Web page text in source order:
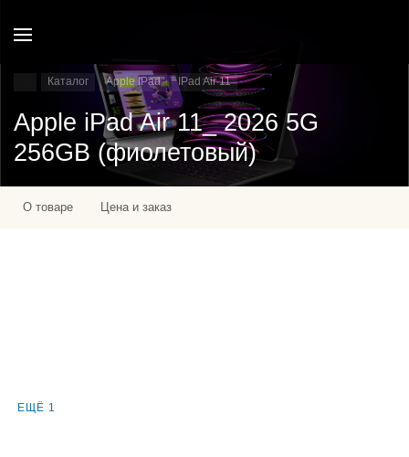
Каталог Apple IPad IPad Air 11
Apple iPad Air 11_ 2026 5G
256GB (фиолетовый)
О товаре Цена и заказ
ЕЩЁ 1